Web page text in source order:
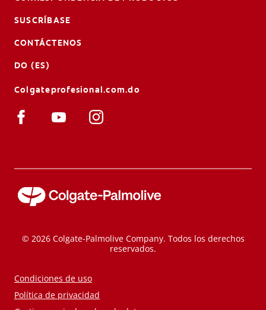
SUSCRÍBASE
CONTÁCTENOS
DO (ES)
Colgateprofesional.com.do
© 2026 Colgate-Palmolive Company. Todos los derechos
reservados.
Condiciones de uso
Política de privacidad